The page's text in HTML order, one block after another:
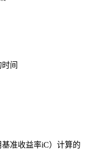
间
准收益率iC）计算的